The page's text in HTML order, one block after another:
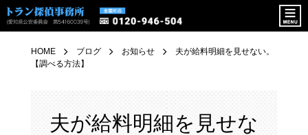
HOME ブログ お知らせ
夫が給料明細を見せない。
【調べる方法】
夫が給料明細を見せな